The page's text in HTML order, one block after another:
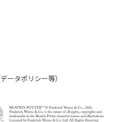
ータポリシー等）